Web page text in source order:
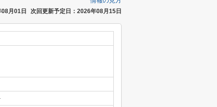
月01日 次回更新予定日：2026年08月15日